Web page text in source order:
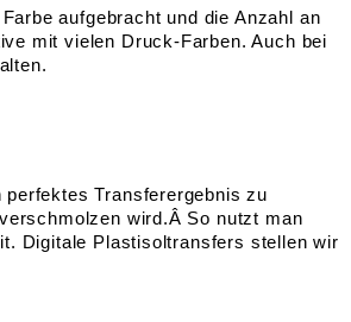
aufgebracht und die Anzahl an
mit vielen Druck-Farben. Auch bei
Transferergebnis zu
wird.Â So nutzt man
Digitale Plastisoltransfers stellen wir